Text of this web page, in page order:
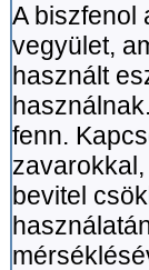
A biszfenol
vegyület,
használt
fenn.
bevitel